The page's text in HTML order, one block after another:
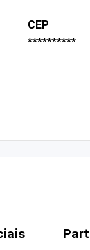
CEP
**********